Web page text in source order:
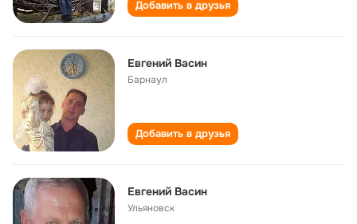
Добавить в друзья
Евгений Васин
Барнаул
Добавить в друзья
Евгений Васин
Ульяновск